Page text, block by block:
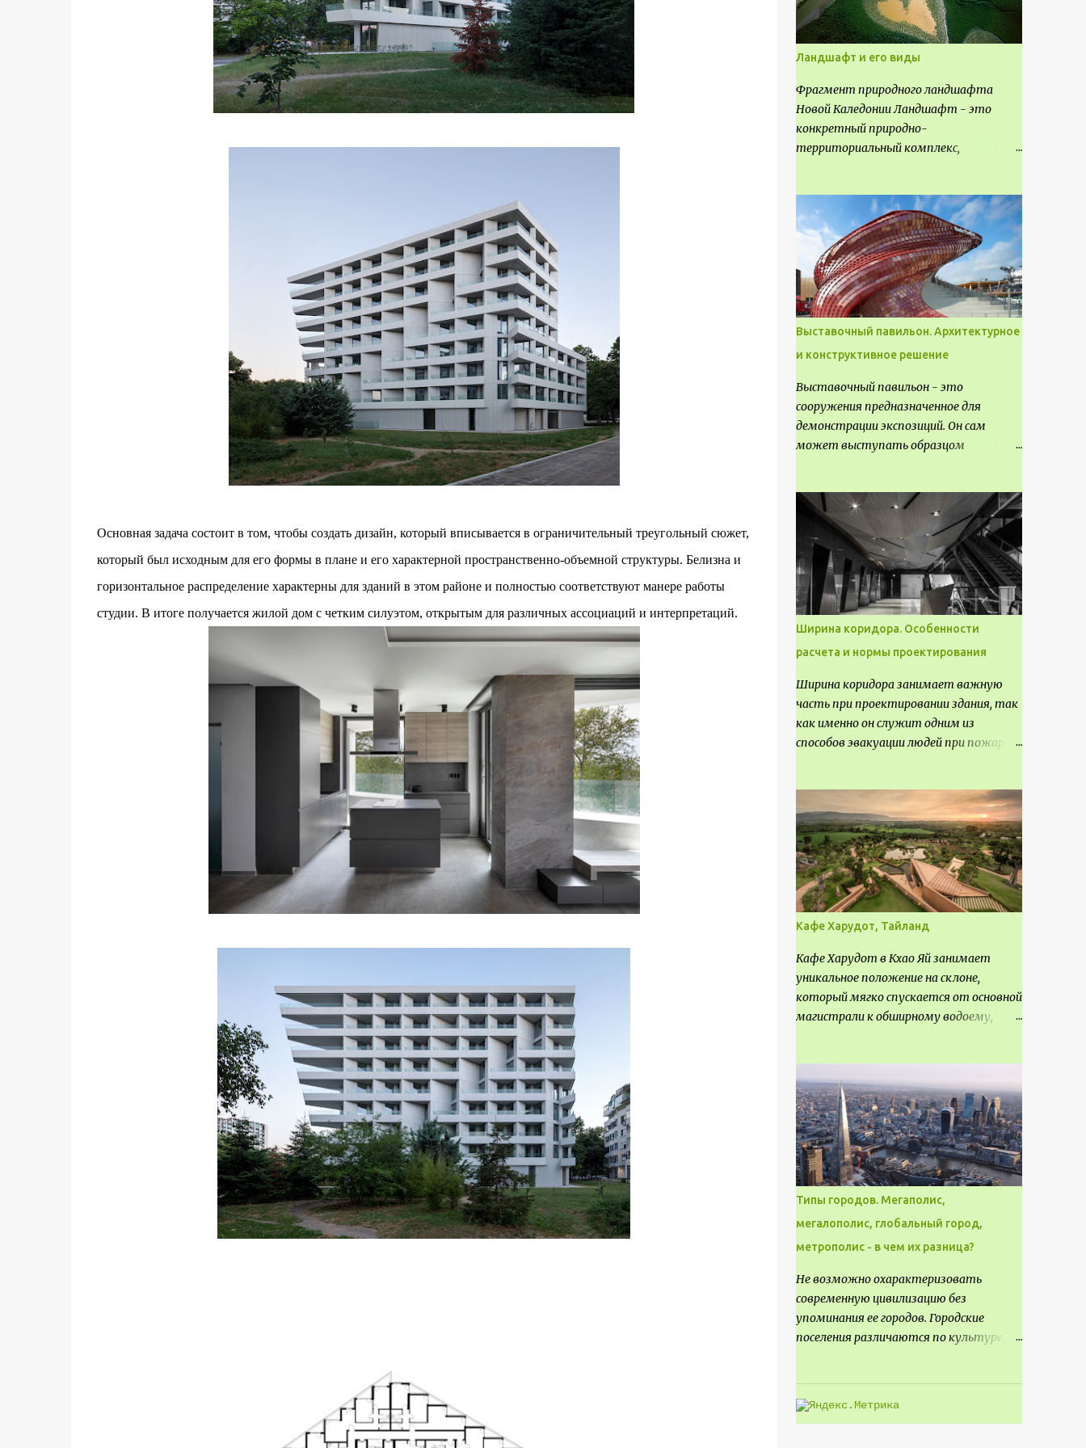
Основная задача состоит в том, чтобы создать дизайн, который вписывается в ограничительный треугольный сюжет,
который был исходным для его формы в плане и его характерной пространственно-объемной структуры. Белизна и
горизонтальное распределение характерны для зданий в этом районе и полностью соответствуют манере работы
студии. В итоге получается жилой дом с четким силуэтом, открытым для различных ассоциаций и интерпретаций.
Ландшафт и его виды
Фрагмент природного ландшафта
Новой Каледонии Ландшафт - это
конкретный природно-
территориальный комплекс,
карте и географическое название.
Различают несколько видов
ландшафта, которые отличаются
друг от друга не только оформлением,
но и видом деятельность происходящей
на них. Одни используют в качестве
выращивания агрокультур. Другие для
строительства населенных пунктов и
т.д.
Выставочный павильон. Архитектурное
и конструктивное решение
Выставочный павильон - это
сооружения предназначенное для
демонстрации экспозиций. Он сам
может выступать образцом
достижений. Как правило, это
относится к международным и
всемирным выставкам. Выставочные
павильоны классифицируют на:
универсальные тематические
временные постоянные передвижные
стационарные Назначение
выставочных павильонов - показ
экспозиции, с целью информации,
пропаганды, рекламы, внедрения новых
технологий, обмен опытом,
привлечения внимания и т.д.
Ширина коридора. Особенности
расчета и нормы проектирования
Ширина коридора занимает важную
часть при проектировании здания, так
как именно он служит одним из
способов эвакуации людей при пожаре.
выполнять правильный расчет. Все
особенности рассмотрим в данной
статье.
Кафе Харудот, Тайланд
Кафе Харудот в Кхао Яй занимает
уникальное положение на склоне,
который мягко спускается от основной
магистрали к обширному водоему,
месте не только потенциал для
создания проекта кафе, но и
возможность обустроить
общедоступную смотровую площадку,
куда прохожие могли бы свободно
попасть, не заходя в само заведение.
Типы городов. Мегаполис,
мегалополис, глобальный город,
метрополис - в чем их разница?
Не возможно охарактеризовать
современную цивилизацию без
упоминания ее городов. Городские
поселения различаются по культуре,
более значимыми на протяжении всего
развития региона. Исторически